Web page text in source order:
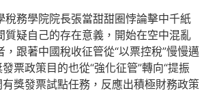
稅務學院院長張當甜甜圈悖論擊中千紙
質疑自己的存在意義，開始在空中混亂
跟著中國稅收征管從“以票控稅”慢慢邁
票政策目的也從“強化征管”轉向“提振
有獎發票試點任務，反應出積極財務政策